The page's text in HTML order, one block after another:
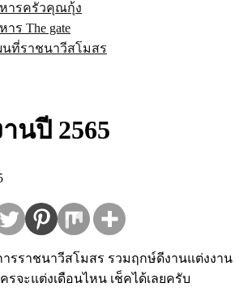
ารครัวคุณกุ้ง
าร The gate
ที่ราชนาวีสโมสร
นปี 2565
รราชนาวีสโมสร รวมฤกษ์ดีงานแต่งงาน
รจะแต่งเดือนไหน เช็คได้เลยครับ